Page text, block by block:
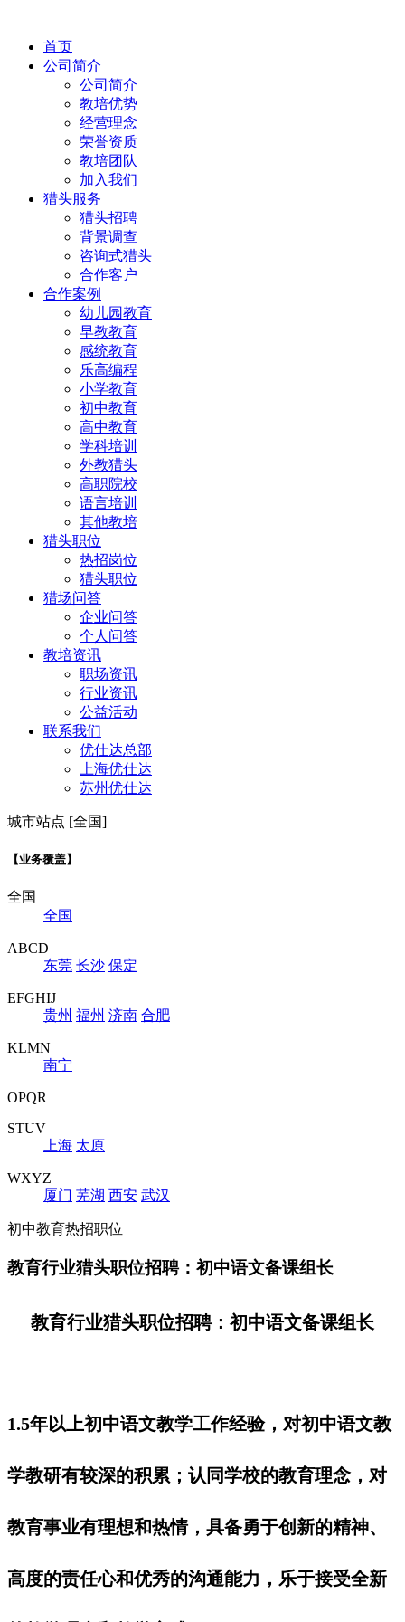
首页
公司简介
公司简介
教培优势
经营理念
荣誉资质
教培团队
加入我们
猎头服务
猎头招聘
背景调查
咨询式猎头
合作客户
合作案例
幼儿园教育
早教教育
感统教育
乐高编程
小学教育
初中教育
高中教育
学科培训
外教猎头
高职院校
语言培训
其他教培
猎头职位
热招岗位
猎头职位
猎场问答
企业问答
个人问答
教培资讯
职场资讯
行业资讯
公益活动
联系我们
优仕达总部
上海优仕达
苏州优仕达
城市站点 [全国]
【业务覆盖】
全国
全国
ABCD
东莞 长沙 保定
EFGHIJ
贵州 福州 济南 合肥
KLMN
南宁
OPQR
STUV
上海 太原
WXYZ
厦门 芜湖 西安 武汉
初中教育热招职位
教育行业猎头职位招聘：初中语文备课组长
教育行业猎头职位招聘：初中语文备课组长
1.5年以上初中语文教学工作经验，对初中语文教
学教研有较深的积累；认同学校的教育理念，对
教育事业有理想和热情，具备勇于创新的精神、
高度的责任心和优秀的沟通能力，乐于接受全新